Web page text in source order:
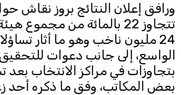
ورافق إعلان النتائج بروز نقاش
تتجاوز 22 بالمائة من
24 مليون ناخب وهو ما أثار
الواسع، إلى جانب دعوات
بتجاوزات في مراكز الانتخاب
بعض المكاتب، وفق ما ذكره أحد